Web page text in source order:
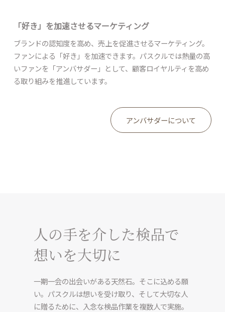
「好き」を加速させるマーケティング
ブランドの認知度を高め、売上を促進させるマーケティング。
ファンによる「好き」を加速できます。パスクルでは熱量の高
いファンを「アンバサダー」として、顧客ロイヤルティを高め
る取り組みを推進しています。
アンバサダーについて
人の手を介した検品で
想いを大切に
一期一会の出会いがある天然石。そこに込める願
い。パスクルは想いを受け取り、そして大切な人
に贈るために、入念な検品作業を複数人で実施。